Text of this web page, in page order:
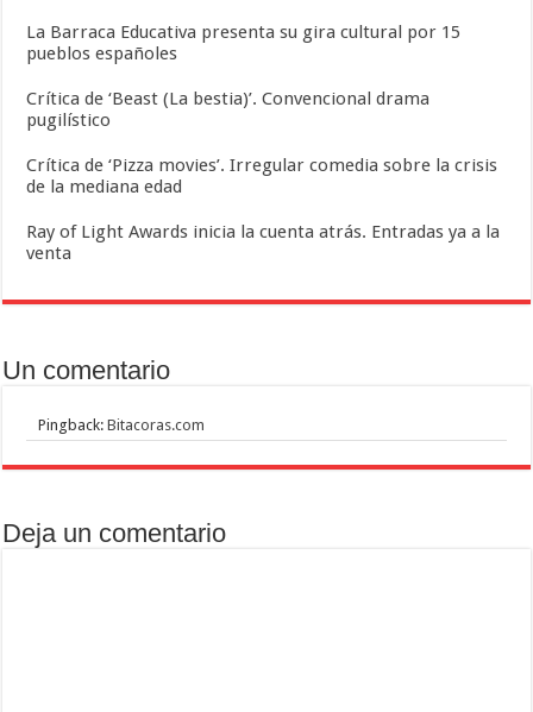
La Barraca Educativa presenta su gira cultural por 15
pueblos españoles
Crítica de ‘Beast (La bestia)’. Convencional drama
pugilístico
Crítica de ‘Pizza movies’. Irregular comedia sobre la crisis
de la mediana edad
Ray of Light Awards inicia la cuenta atrás. Entradas ya a la
venta
Un comentario
Pingback:Bitacoras.com
Deja un comentario